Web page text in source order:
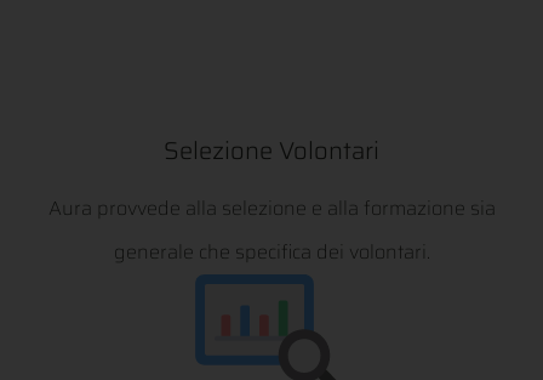
Selezione Volontari
Aura provvede alla selezione e alla formazione sia
generale che specifica dei volontari.